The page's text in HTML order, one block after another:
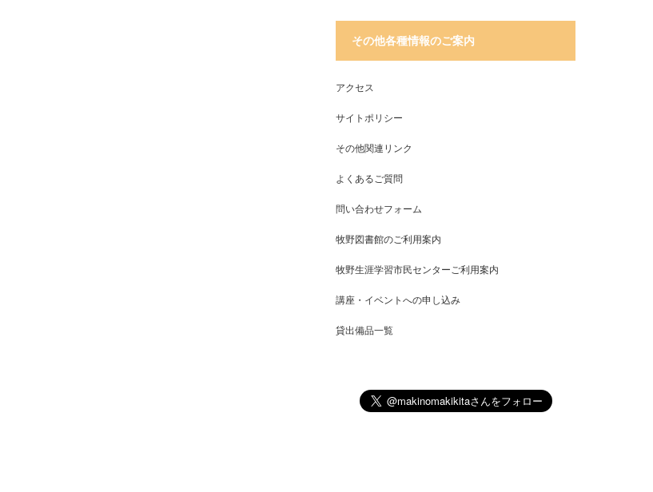
その他各種情報のご案内
アクセス
サイトポリシー
その他関連リンク
よくあるご質問
問い合わせフォーム
牧野図書館のご利用案内
牧野生涯学習市民センターご利用案内
講座・イベントへの申し込み
貸出備品一覧